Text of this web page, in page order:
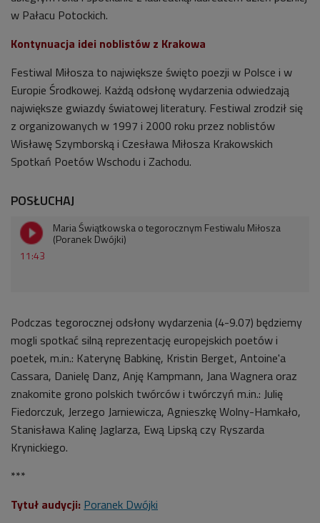
w Pałacu Potockich.
Kontynuacja idei noblistów z Krakowa
Festiwal Miłosza to największe święto poezji w Polsce i w
Europie Środkowej. Każdą odsłonę wydarzenia odwiedzają
największe gwiazdy światowej literatury. Festiwal zrodził się
z organizowanych w 1997 i 2000 roku przez noblistów
Wisławę Szymborską i Czesława Miłosza Krakowskich
Spotkań Poetów Wschodu i Zachodu.
POSŁUCHAJ
11:43
Maria Świątkowska o tegorocznym Festiwalu Miłosza
(Poranek Dwójki)
Podczas tegorocznej odsłony wydarzenia (4-9.07) będziemy
mogli spotkać silną reprezentację europejskich poetów i
poetek, m.in.: Katerynę Babkinę, Kristin Berget, Antoine'a
Cassara, Danielę Danz, Anję Kampmann, Jana Wagnera oraz
znakomite grono polskich twórców i twórczyń m.in.: Julię
Fiedorczuk, Jerzego Jarniewicza, Agnieszkę Wolny-Hamkało,
Stanisława Kalinę Jaglarza, Ewą Lipską czy Ryszarda
Krynickiego.
***
Tytuł audycji: Poranek Dwójki